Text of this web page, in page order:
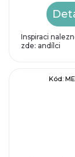
Inspiraci
zde: andílci
Kód: